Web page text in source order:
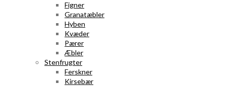
Figner
Granatæbler
Hyben
Kvæder
Pærer
Æbler
Stenfrugter
Ferskner
Kirsebær